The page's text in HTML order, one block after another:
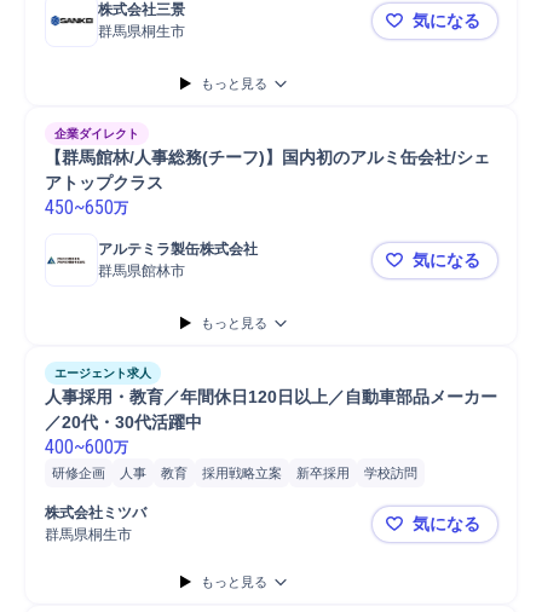
株式会社三景
群馬県桐生市
【桐生市・
気になる
もっと見る
企業ダイレクト
【群馬館林/人事総務(チーフ)】国内初のアルミ缶会社/シェ
アトップクラス
450~650万
アルテミラ製缶株式会社
群馬県館林市
【群馬館林/
気になる
もっと見る
エージェント求人
人事採用・教育／年間休日120日以上／自動車部品メーカー
／20代・30代活躍中
400~600万
研修企画 人事 教育 採用戦略立案 新卒採用 学校訪問
株式会社ミツバ
群馬県桐生市
人事採用・
気になる
もっと見る